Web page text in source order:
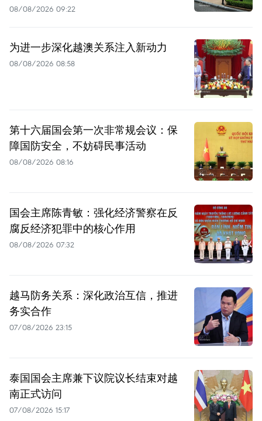
08/08/2026 09:22
为进一步深化越澳关系注入新动力
08/08/2026 08:58
第十六届国会第一次非常规会议：保
障国防安全，不妨碍民事活动
08/08/2026 08:16
国会主席陈青敏：强化经济警察在反
腐反经济犯罪中的核心作用
08/08/2026 07:32
越马防务关系：深化政治互信，推进
务实合作
07/08/2026 23:15
泰国国会主席兼下议院议长结束对越
南正式访问
07/08/2026 15:17